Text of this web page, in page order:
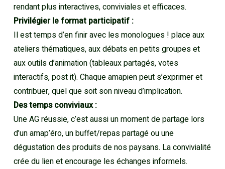
rendant plus interactives, conviviales et efficaces.
Privilégier le format participatif :
Il est temps d’en finir avec les monologues ! place aux
ateliers thématiques, aux débats en petits groupes et
aux outils d’animation (tableaux partagés, votes
interactifs, post it). Chaque amapien peut s’exprimer et
contribuer, quel que soit son niveau d’implication.
Des temps conviviaux :
Une AG réussie, c’est aussi un moment de partage lors
d’un amap’éro, un buffet/repas partagé ou une
dégustation des produits de nos paysans. La convivialité
crée du lien et encourage les échanges informels.